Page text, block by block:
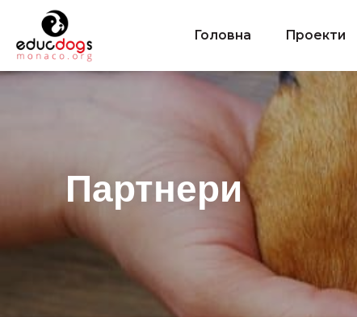
Головна Проекти
Партнери